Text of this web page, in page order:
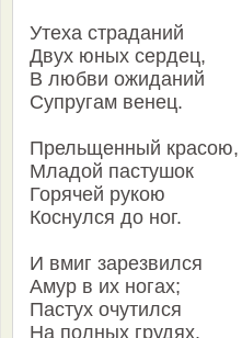
Утеха страданий
Двух юных сердец,
В любви ожиданий
Супругам венец.
Прельщенный красою,
Младой пастушок
Горячей рукою
Коснулся до ног.
И вмиг зарезвился
Амур в их ногах;
Пастух очутился
На полных грудях.